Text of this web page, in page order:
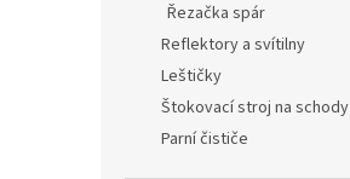
Řezačka spár
Reflektory a svítilny
Leštičky
Štokovací stroj na schody
Parní čističe